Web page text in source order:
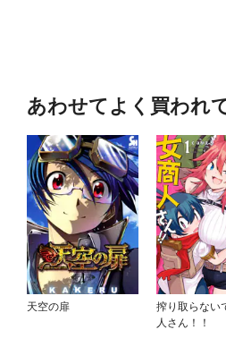
あわせてよく買われ
天空の扉
搾り取らない
人さん！！